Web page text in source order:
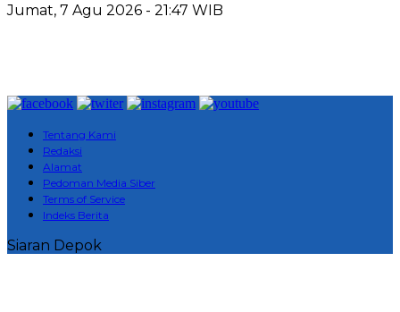
Jumat, 7 Agu 2026 - 21:47 WIB
Tentang Kami
Redaksi
Alamat
Pedoman Media Siber
Terms of Service
Indeks Berita
Siaran Depok